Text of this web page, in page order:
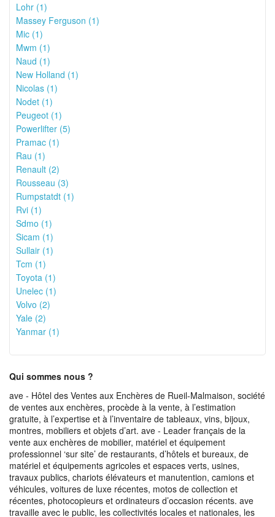
Lohr (1)
Massey Ferguson (1)
Mic (1)
Mwm (1)
Naud (1)
New Holland (1)
Nicolas (1)
Nodet (1)
Peugeot (1)
Powerlifter (5)
Pramac (1)
Rau (1)
Renault (2)
Rousseau (3)
Rumpstatdt (1)
Rvi (1)
Sdmo (1)
Sicam (1)
Sullair (1)
Tcm (1)
Toyota (1)
Unelec (1)
Volvo (2)
Yale (2)
Yanmar (1)
Qui sommes nous ?
ave - Hôtel des Ventes aux Enchères de Rueil-Malmaison, société
de ventes aux enchères, procède à la vente, à l’estimation
gratuite, à l’expertise et à l’inventaire de tableaux, vins, bijoux,
montres, mobiliers et objets d’art. ave - Leader français de la
vente aux enchères de mobilier, matériel et équipement
professionnel ‘sur site’ de restaurants, d’hôtels et bureaux, de
matériel et équipements agricoles et espaces verts, usines,
travaux publics, chariots élévateurs et manutention, camions et
véhicules, voitures de luxe récentes, motos de collection et
récentes, photocopieurs et ordinateurs d’occasion récents. ave
travaille avec le public, les collectivités locales et nationales, les